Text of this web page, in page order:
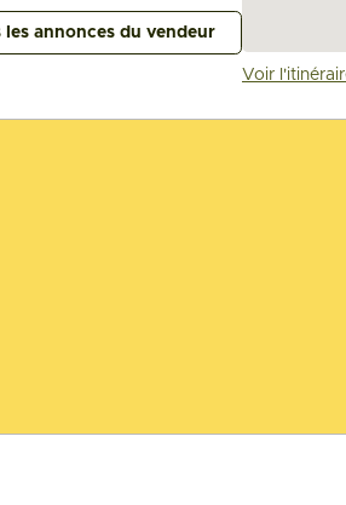
annonces du vendeur
Voir